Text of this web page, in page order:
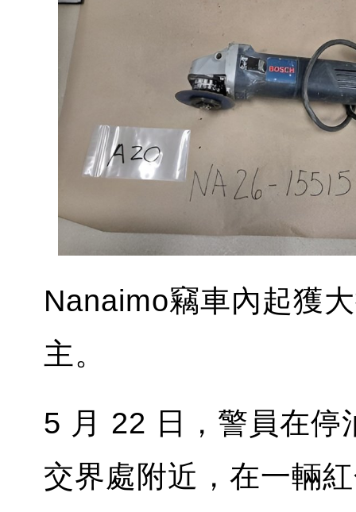
Nanaimo竊車內起獲
主。
5 月 22 日，警員在
交界處附近，在一輛